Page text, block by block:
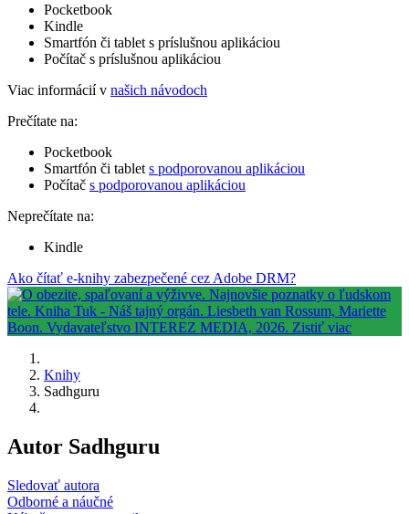
Pocketbook
Kindle
Smartfón či tablet s príslušnou aplikáciou
Počítač s príslušnou aplikáciou
Viac informácií v našich návodoch
Prečítate na:
Pocketbook
Smartfón či tablet s podporovanou aplikáciou
Počítač s podporovanou aplikáciou
Neprečítate na:
Kindle
Ako čítať e-knihy zabezpečené cez Adobe DRM?
Knihy
Sadhguru
Autor Sadhguru
Sledovať autora
Odborné a náučné